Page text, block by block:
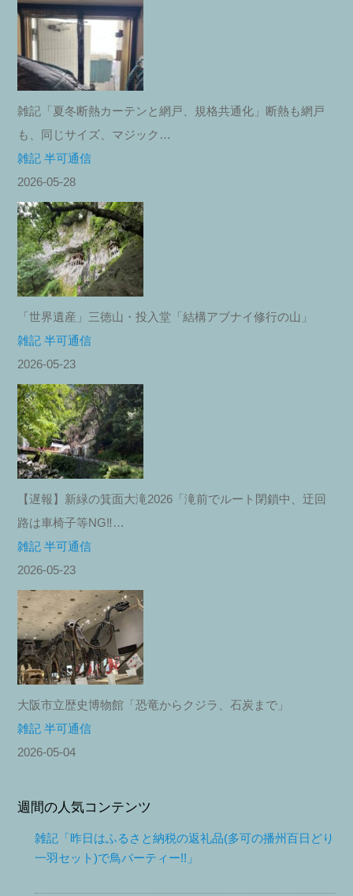
雑記「夏冬断熱カーテンと網戸、規格共通化」断熱も網戸
も、同じサイズ、マジック…
雑記 半可通信
2026-05-28
「世界遺産」三徳山・投入堂「結構アブナイ修行の山」
雑記 半可通信
2026-05-23
【遅報】新緑の箕面大滝2026「滝前でルート閉鎖中、迂回
路は車椅子等NG‼︎…
雑記 半可通信
2026-05-23
大阪市立歴史博物館「恐竜からクジラ、石炭まで」
雑記 半可通信
2026-05-04
週間の人気コンテンツ
雑記「昨日はふるさと納税の返礼品(多可の播州百日どり
一羽セット)で鳥パーティー!!」